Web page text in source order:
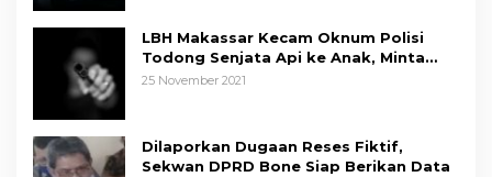
LBH Makassar Kecam Oknum Polisi
Todong Senjata Api ke Anak, Minta
Kapolda Sulsel Tindak Tegas
25 November 2021
Dilaporkan Dugaan Reses Fiktif,
Sekwan DPRD Bone Siap Berikan Data